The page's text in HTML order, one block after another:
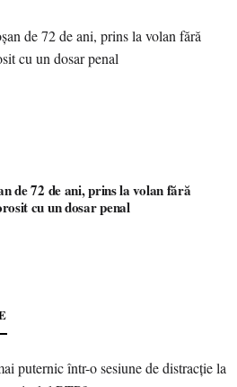
de 72 de ani, prins la volan fără
cu un dosar penal